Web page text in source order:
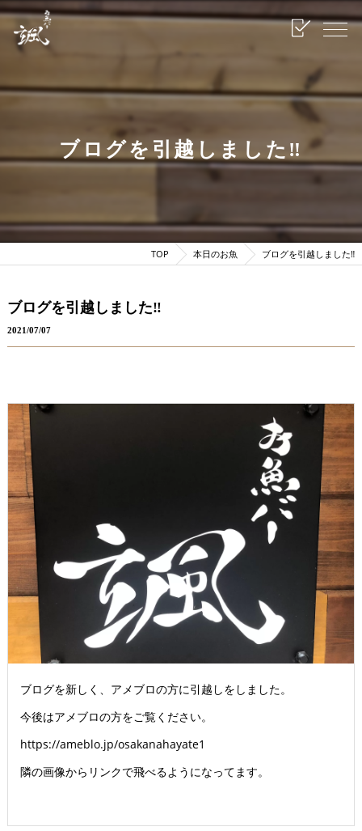
ブログを引越しました‼
TOP 本日のお魚 ブログを引越しました‼
ブログを引越しました‼
2021/07/07
ブログを新しく、アメブロの方に引越しをしました。
今後はアメブロの方をご覧ください。
https://ameblo.jp/osakanahayate1
隣の画像からリンクで飛べるようになってます。